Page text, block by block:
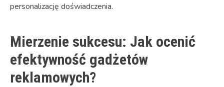
personalizację doświadczenia.
Mierzenie sukcesu: Jak ocenić
efektywność gadżetów
reklamowych?